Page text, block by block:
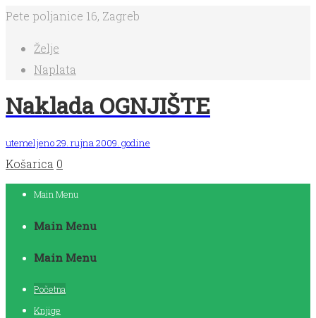
Pete poljanice 16, Zagreb
Želje
Naplata
Naklada OGNJIŠTE
utemeljeno 29. rujna 2009. godine
Košarica 0
Main Menu
Main Menu
Main Menu
Početna
Knjige